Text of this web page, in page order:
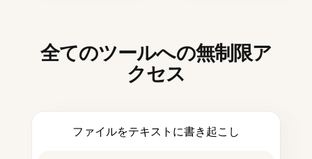
全てのツールへの無制限ア
クセス
ファイルをテキストに書き起こし